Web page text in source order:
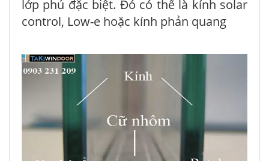
lớp phủ đặc biệt. Đó có thể là kính solar
control, Low-e hoặc kính phản quang